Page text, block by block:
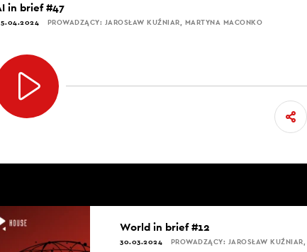
in brief #47
PROWADZĄCY: JAROSŁAW KUŹNIAR, MARTYNA MACONKO
World in brief #12
30.03.2024 PROWADZĄCY: JAROSŁAW